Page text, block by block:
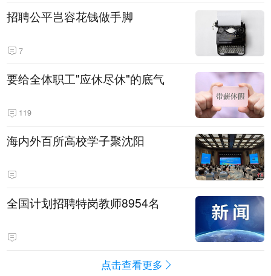
招聘公平岂容花钱做手脚
7
要给全体职工"应休尽休"的底气
119
海内外百所高校学子聚沈阳
全国计划招聘特岗教师8954名
点击查看更多